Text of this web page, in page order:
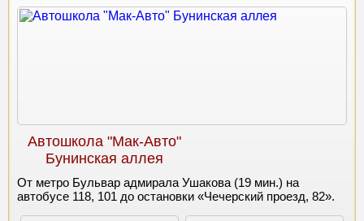
Автошкола "Мак-Авто"
Бунинская аллея
От метро Бульвар адмирала Ушакова (19 мин.) на
автобусе 118, 101 до остановки «Чечерский проезд, 82».